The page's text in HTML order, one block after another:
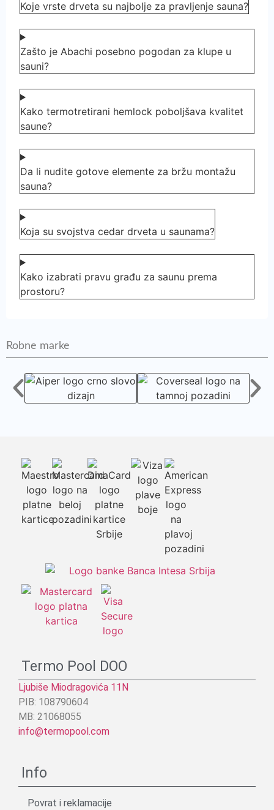
Koje vrste drveta su najbolje za pravljenje sauna?
Zašto je Abachi posebno pogodan za klupe u
sauni?
Kako termotretirani hemlock poboljšava kvalitet
saune?
Da li nudite gotove elemente za bržu montažu
sauna?
Koja su svojstva cedar drveta u saunama?
Kako izabrati pravu građu za saunu prema
prostoru?
Robne marke
Termo Pool DOO
Ljubiše Miodragovića 11N
PIB: 108790604
MB: 21068055
info@termopool.com
Info
Povrat i reklamacije